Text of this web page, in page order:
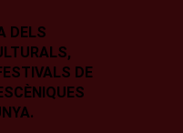
DELS
DE